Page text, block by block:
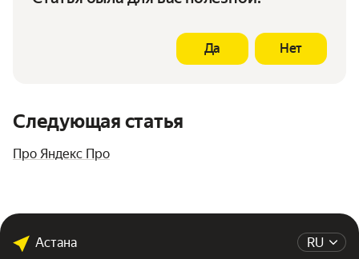
Да Нет
Следующая статья
Про Яндекс Про
RU
Астана